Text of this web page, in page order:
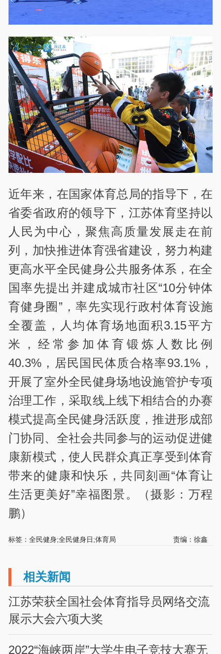
近年来，在国家体育总局的指导下，在
省委省政府的领导下，江苏体育坚持以
人民为中心，聚焦高质量发展走在前
列，加快推进体育强省建设，努力构建
更高水平全民健身公共服务体系，在全
国率先提出并建成城市社区“10分钟体
育健身圈”，率先实现行政村体育设施
全覆盖，人均体育场地面积3.15平方
米，经常参加体育锻炼人数比例
40.3%，居民国民体质合格率93.1%，
开展了室外全民健身场地设施管护专项
治理工作，采取线上线下相结合的办赛
模式提高全民健身活跃度，推进形成部
门协同、全社会共同参与的运动促进健
康新模式，使人民群众真正享受到体育
带来的健康和快乐，共同刻画“体育让
生活更美好”幸福图景。（摄影：万程
鹏）
标签：全民健身;全民健身日;体育局 责编：徐鑫
相关新闻
江苏荣获全国社会体育指导员网络交流
展示大会六项大奖
2022“海峡两岸”大学生电子竞技大赛无